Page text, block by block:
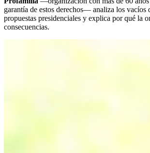
garantía de estos derechos— analiza los vacíos
propuestas presidenciales y explica por qué la
consecuencias.